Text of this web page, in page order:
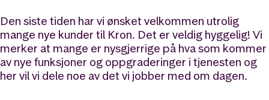
Den siste tiden har vi ønsket velkommen utrolig
mange nye kunder til Kron. Det er veldig hyggelig! Vi
merker at mange er nysgjerrige på hva som kommer
av nye funksjoner og oppgraderinger i tjenesten og
her vil vi dele noe av det vi jobber med om dagen.